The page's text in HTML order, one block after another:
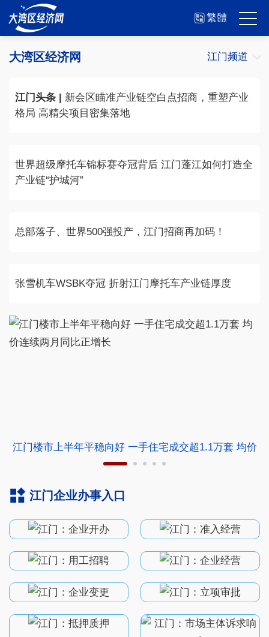
繁體
大湾区经济网 江门频道
江门头条 | 新会区瞄准产业链空白点招商，重塑产业
格局 高精尖项目密集落地
世界超级摩托车锦标赛夺冠背后 江门蓬江如何打造全
产业链“护城河”
总部落子、世界500强投产，江门招商再加码！
张雪机车WSBK夺冠 折射江门摩托车产业链厚度
江门楼市上半年平稳向好 一手住宅成交超1.1万套 均价
江门企业办事入口